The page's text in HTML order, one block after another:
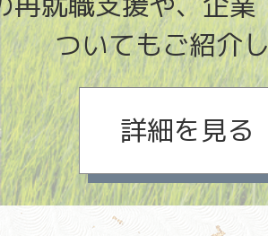
ついてもご紹介
詳細を見る